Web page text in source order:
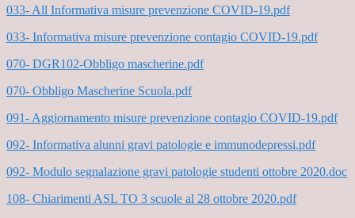
033- All Informativa misure prevenzione COVID-19.pdf
033- Informativa misure prevenzione contagio COVID-19.pdf
070- DGR102-Obbligo mascherine.pdf
070- Obbligo Mascherine Scuola.pdf
091- Aggiornamento misure prevenzione contagio COVID-19.pdf
092- Informativa alunni gravi patologie e immunodepressi.pdf
092- Modulo segnalazione gravi patologie studenti ottobre 2020.doc
108- Chiarimenti ASL TO 3 scuole al 28 ottobre 2020.pdf